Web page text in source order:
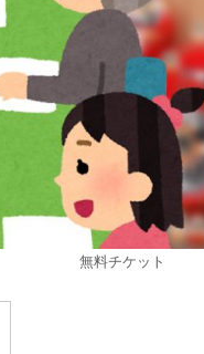
無料チケット